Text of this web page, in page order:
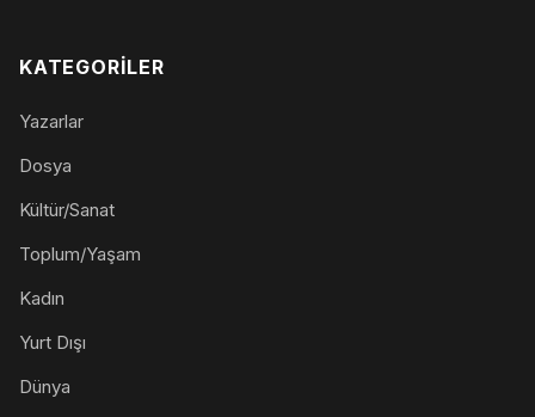
KATEGORILER
Yazarlar
Dosya
Kültür/Sanat
Toplum/Yaşam
Kadın
Yurt Dışı
Dünya